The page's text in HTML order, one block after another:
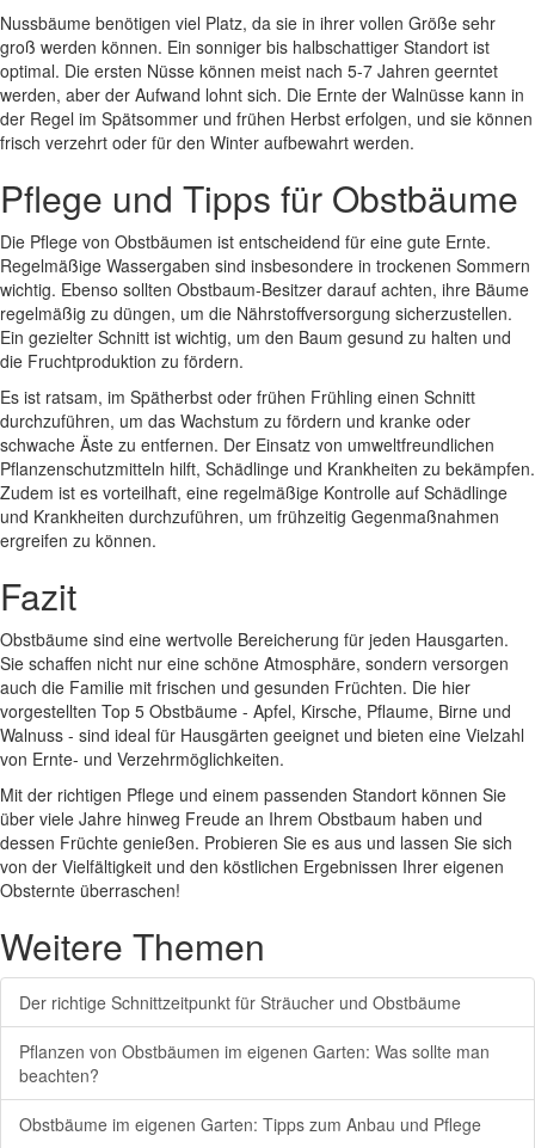
Nussbäume benötigen viel Platz, da sie in ihrer vollen Größe sehr
groß werden können. Ein sonniger bis halbschattiger Standort ist
optimal. Die ersten Nüsse können meist nach 5-7 Jahren geerntet
werden, aber der Aufwand lohnt sich. Die Ernte der Walnüsse kann in
der Regel im Spätsommer und frühen Herbst erfolgen, und sie können
frisch verzehrt oder für den Winter aufbewahrt werden.
Pflege und Tipps für Obstbäume
Die Pflege von Obstbäumen ist entscheidend für eine gute Ernte.
Regelmäßige Wassergaben sind insbesondere in trockenen Sommern
wichtig. Ebenso sollten Obstbaum-Besitzer darauf achten, ihre Bäume
regelmäßig zu düngen, um die Nährstoffversorgung sicherzustellen.
Ein gezielter Schnitt ist wichtig, um den Baum gesund zu halten und
die Fruchtproduktion zu fördern.
Es ist ratsam, im Spätherbst oder frühen Frühling einen Schnitt
durchzuführen, um das Wachstum zu fördern und kranke oder
schwache Äste zu entfernen. Der Einsatz von umweltfreundlichen
Pflanzenschutzmitteln hilft, Schädlinge und Krankheiten zu bekämpfen.
Zudem ist es vorteilhaft, eine regelmäßige Kontrolle auf Schädlinge
und Krankheiten durchzuführen, um frühzeitig Gegenmaßnahmen
ergreifen zu können.
Fazit
Obstbäume sind eine wertvolle Bereicherung für jeden Hausgarten.
Sie schaffen nicht nur eine schöne Atmosphäre, sondern versorgen
auch die Familie mit frischen und gesunden Früchten. Die hier
vorgestellten Top 5 Obstbäume - Apfel, Kirsche, Pflaume, Birne und
Walnuss - sind ideal für Hausgärten geeignet und bieten eine Vielzahl
von Ernte- und Verzehrmöglichkeiten.
Mit der richtigen Pflege und einem passenden Standort können Sie
über viele Jahre hinweg Freude an Ihrem Obstbaum haben und
dessen Früchte genießen. Probieren Sie es aus und lassen Sie sich
von der Vielfältigkeit und den köstlichen Ergebnissen Ihrer eigenen
Obsternte überraschen!
Weitere Themen
Der richtige Schnittzeitpunkt für Sträucher und Obstbäume
Pflanzen von Obstbäumen im eigenen Garten: Was sollte man
beachten?
Obstbäume im eigenen Garten: Tipps zum Anbau und Pflege